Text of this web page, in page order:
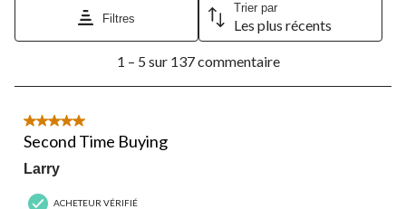
Filtres
Trier par
Les plus récents
5
137
commentaire.
1 – 5 sur 137 commentaire
5 étoile(s) sur 5.
Second Time Buying
Larry
ACHETEUR VÉRIFIÉ